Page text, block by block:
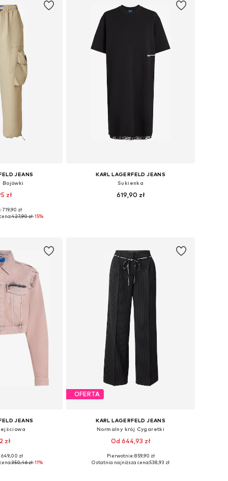
JEANS
Bojówki
zł
34, 36, 38
zł
427,90 zł-15%
KARL LAGERFELD JEANS
Sukienka
619,90 zł
JEANS
zł
M, L, XL
zł
350,46 zł-11%
OFERTA
KARL LAGERFELD JEANS
Normalny krój Cygaretki
Od 644,93 zł
Dostępne rozmiary: 36, 38, 40, 42
Pierwotnie: 859,90 zł
Ostatnia najniższa cena:538,93 zł